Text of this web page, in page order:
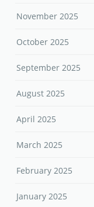
November 2025
October 2025
September 2025
August 2025
April 2025
March 2025
February 2025
January 2025